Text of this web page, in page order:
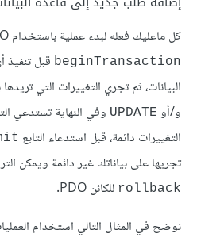
كل ماعليك فعله لبدء عملية باستخدام PDO هو استدعاء التابع
beginTransaction قبل
البيانات، ثم تجري التغييرات التي
و/أو UPDATE وفي النهاية تستدعي
التغييرات دائمة، قبل استدعاء التابع
تجريها على بياناتك غير دائمة ويمكن
rollback للكائن PDO.
نوضح في المثال التالي استخدام